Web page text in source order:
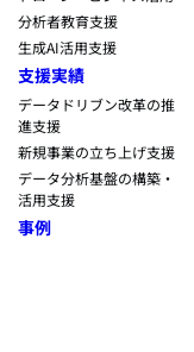
分析者教育支援
生成AI活用支援
支援実績
データドリブン改革の推
進支援
新規事業の立ち上げ支援
データ分析基盤の構築・
活用支援
事例